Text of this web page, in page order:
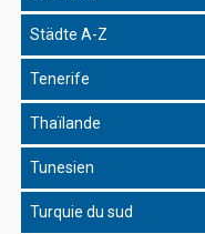
Städte A-Z
Tenerife
Thaïlande
Tunesien
Turquie du sud